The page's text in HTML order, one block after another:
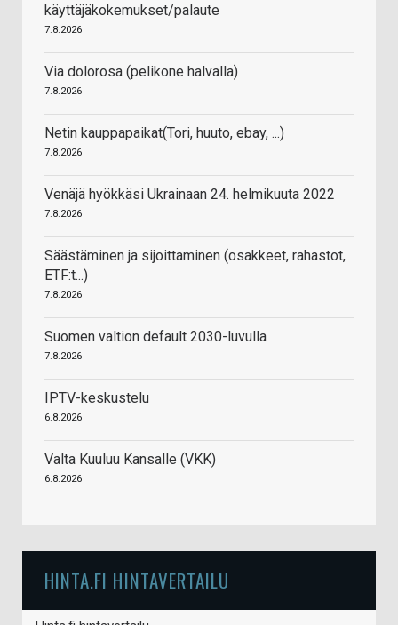
käyttäjäkokemukset/palaute
7.8.2026
Via dolorosa (pelikone halvalla)
7.8.2026
Netin kauppapaikat(Tori, huuto, ebay, ...)
7.8.2026
Venäjä hyökkäsi Ukrainaan 24. helmikuuta 2022
7.8.2026
Säästäminen ja sijoittaminen (osakkeet, rahastot,
ETF:t...)
7.8.2026
Suomen valtion default 2030-luvulla
7.8.2026
IPTV-keskustelu
6.8.2026
Valta Kuuluu Kansalle (VKK)
6.8.2026
HINTA.FI HINTAVERTAILU